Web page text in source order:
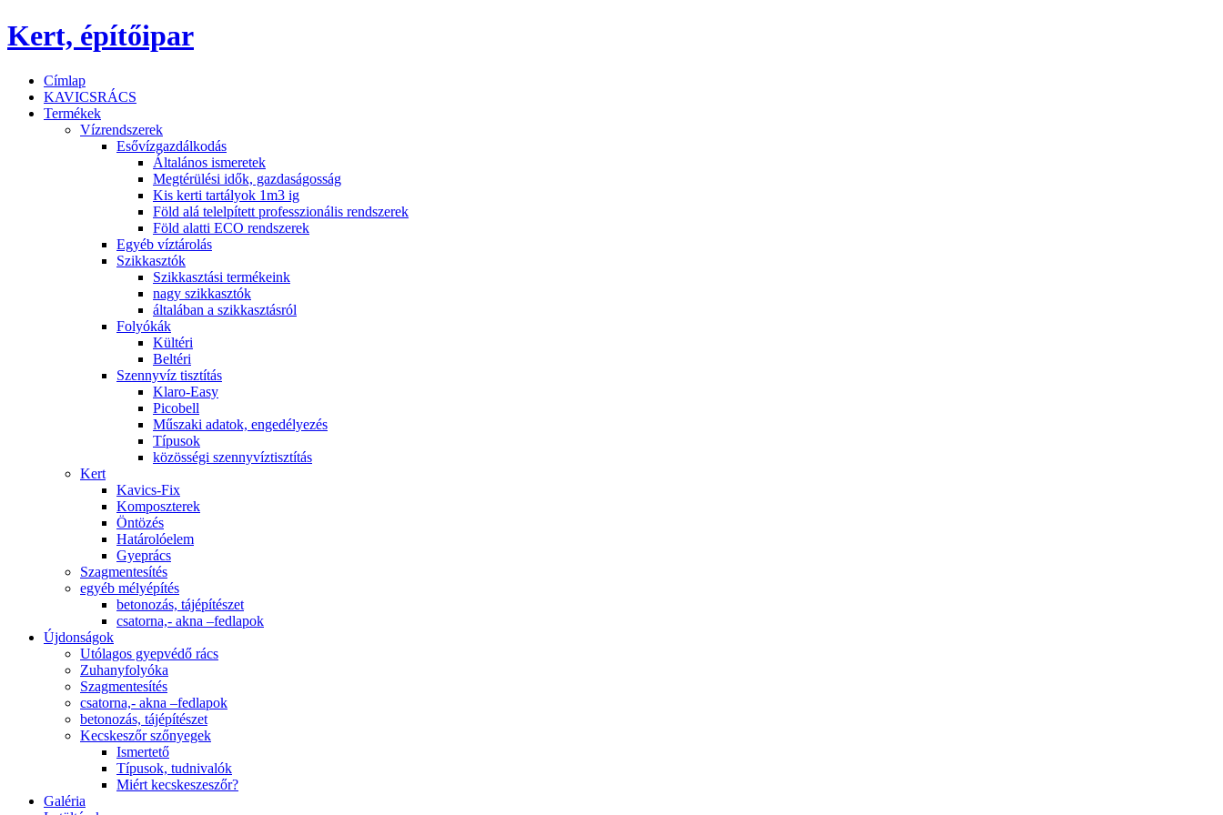
Kert, építőipar
Címlap
KAVICSRÁCS
Termékek
Vízrendszerek
Esővízgazdálkodás
Általános ismeretek
Megtérülési idők, gazdaságosság
Kis kerti tartályok 1m3 ig
Föld alá telelpített professzionális rendszerek
Föld alatti ECO rendszerek
Egyéb víztárolás
Szikkasztók
Szikkasztási termékeink
nagy szikkasztók
általában a szikkasztásról
Folyókák
Kültéri
Beltéri
Szennyvíz tisztítás
Klaro-Easy
Picobell
Műszaki adatok, engedélyezés
Típusok
közösségi szennyvíztisztítás
Kert
Kavics-Fix
Komposzterek
Öntözés
Határolóelem
Gyeprács
Szagmentesítés
egyéb mélyépítés
betonozás, tájépítészet
csatorna,- akna –fedlapok
Újdonságok
Utólagos gyepvédő rács
Zuhanyfolyóka
Szagmentesítés
csatorna,- akna –fedlapok
betonozás, tájépítészet
Kecskeszőr szőnyegek
Ismertető
Típusok, tudnivalók
Miért kecskeszeszőr?
Galéria